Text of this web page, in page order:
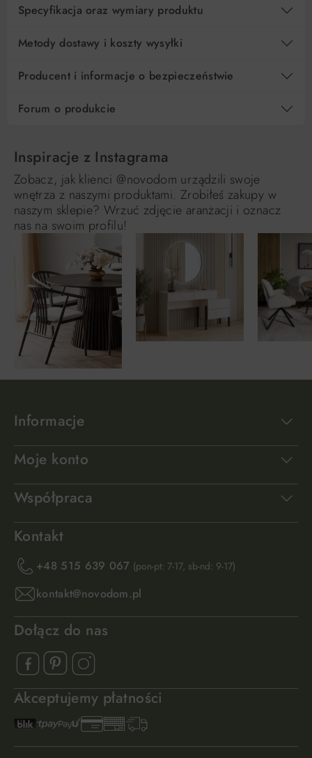
Specyfikacja oraz wymiary produktu
Metody dostawy i koszty wysyłki
Producent i informacje o bezpieczeństwie
Forum o produkcie
Inspiracje z Instagrama
Zobacz, jak klienci @novodom urządzili swoje
wnętrza z naszymi produktami. Zrobiłeś zakupy w
naszym sklepie? Wrzuć zdjęcie aranżacji i oznacz
nas na swoim profilu!
Informacje
Moje konto
Współpraca
Kontakt
+48 515 639 067 (pon-pt: 7-17, sb-nd: 9-17)
kontakt@novodom.pl
Dołącz do nas
Akceptujemy płatności